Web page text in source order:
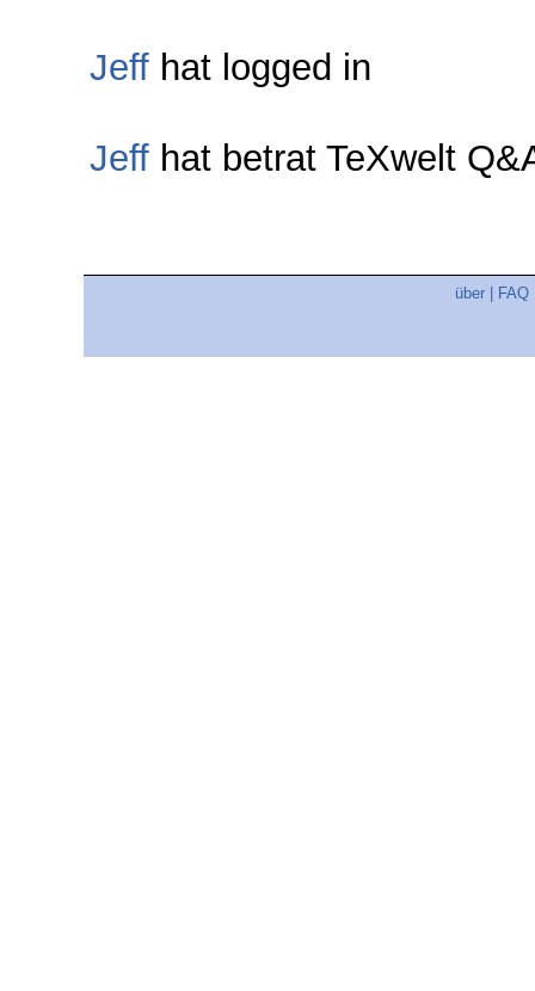
Jeff hat logged in
Jeff hat betrat TeXwelt
über FAQ